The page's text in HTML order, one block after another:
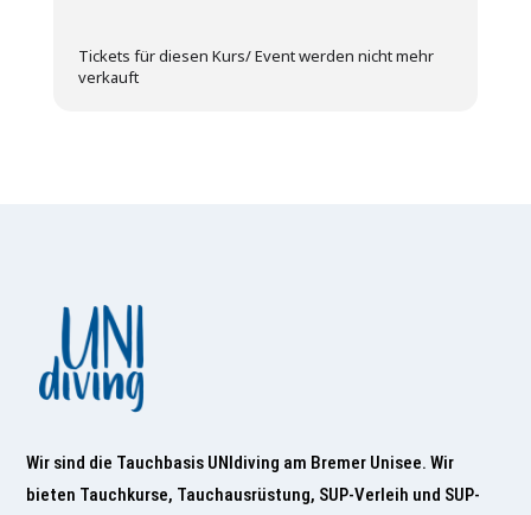
Tickets für diesen Kurs/ Event werden nicht mehr
verkauft
Wir sind die Tauchbasis UNIdiving am Bremer Unisee. Wir
bieten Tauchkurse, Tauchausrüstung, SUP-Verleih und SUP-